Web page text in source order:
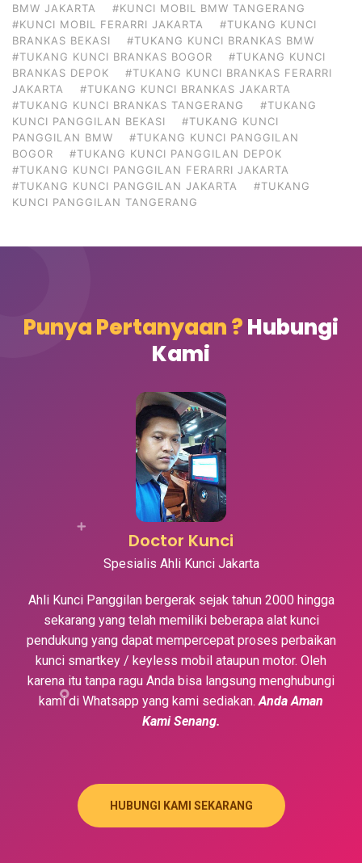
BMW JAKARTA
#KUNCI MOBIL BMW TANGERANG
#KUNCI MOBIL FERARRI JAKARTA
#TUKANG KUNCI
BRANKAS BEKASI
#TUKANG KUNCI BRANKAS BMW
#TUKANG KUNCI BRANKAS BOGOR
#TUKANG KUNCI
BRANKAS DEPOK
#TUKANG KUNCI BRANKAS FERARRI
JAKARTA
#TUKANG KUNCI BRANKAS JAKARTA
#TUKANG KUNCI BRANKAS TANGERANG
#TUKANG
KUNCI PANGGILAN BEKASI
#TUKANG KUNCI
PANGGILAN BMW
#TUKANG KUNCI PANGGILAN
BOGOR
#TUKANG KUNCI PANGGILAN DEPOK
#TUKANG KUNCI PANGGILAN FERARRI JAKARTA
#TUKANG KUNCI PANGGILAN JAKARTA
#TUKANG
KUNCI PANGGILAN TANGERANG
Punya Pertanyaan ?Hubungi
Kami
Doctor Kunci
Spesialis Ahli Kunci Jakarta
Ahli Kunci Panggilan bergerak sejak tahun 2000 hingga
sekarang yang telah memiliki beberapa alat kunci
pendukung yang dapat mempercepat proses perbaikan
kunci smartkey / keyless mobil ataupun motor. Oleh
karena itu tanpa ragu Anda bisa langsung menghubungi
kami di Whatsapp yang kami sediakan.Anda Aman
Kami Senang.
HUBUNGI KAMI SEKARANG